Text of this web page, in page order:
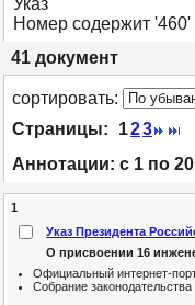
Указ
Номер содержит '460'
41 документ
cортировать:
Страницы:
123
Аннотации: с 1 по 20